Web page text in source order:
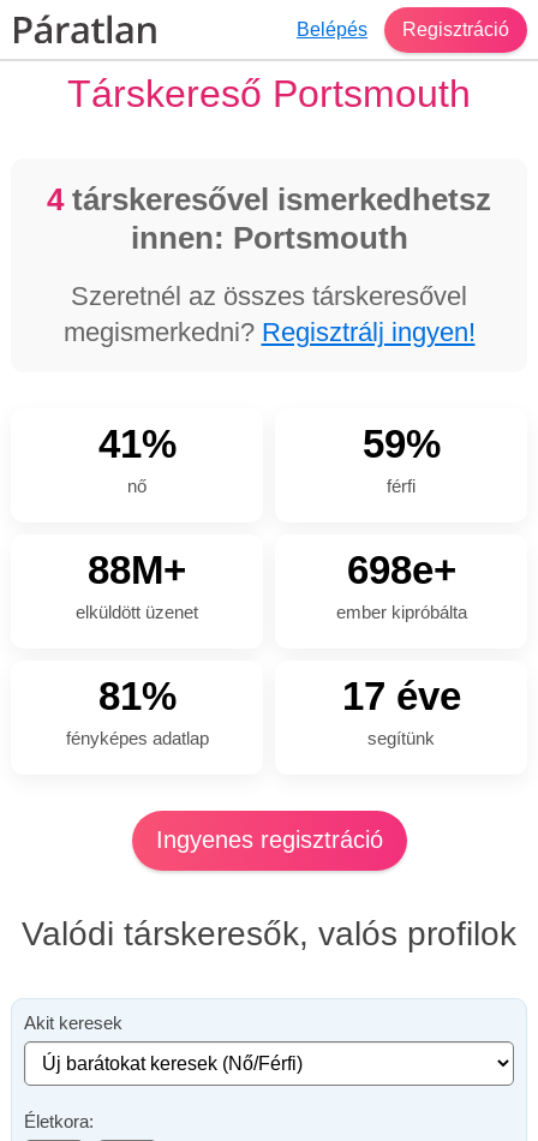
Belépés Regisztráció
Társkereső Portsmouth
4társkeresővel ismerkedhetsz
innen: Portsmouth
Szeretnél az összes társkeresővel
megismerkedni? Regisztrálj ingyen!
41%
nő
59%
férfi
88M+
elküldött üzenet
698e+
ember kipróbálta
81%
fényképes adatlap
17 éve
segítünk
Ingyenes regisztráció
Valódi társkeresők, valós profilok
Akit keresek
Életkora: